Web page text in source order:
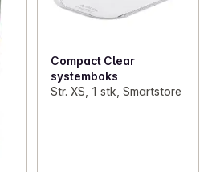
Compact Clear
systemboks
Str. XS, 1 stk, Smartstore